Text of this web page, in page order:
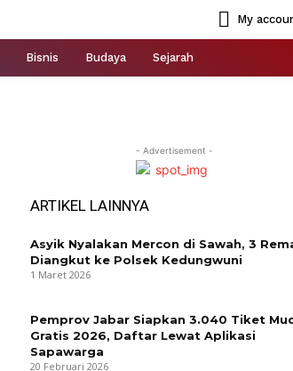
My
Bisnis Budaya Sejarah
- Advertisement -
ARTIKEL LAINNYA
Asyik Nyalakan Mercon di Sawah, 3
Diangkut ke Polsek Kedungwuni
1 Maret 2026
Pemprov Jabar Siapkan 3.040 Tiket
Gratis 2026, Daftar Lewat Aplikasi
Sapawarga
20 Februari 2026